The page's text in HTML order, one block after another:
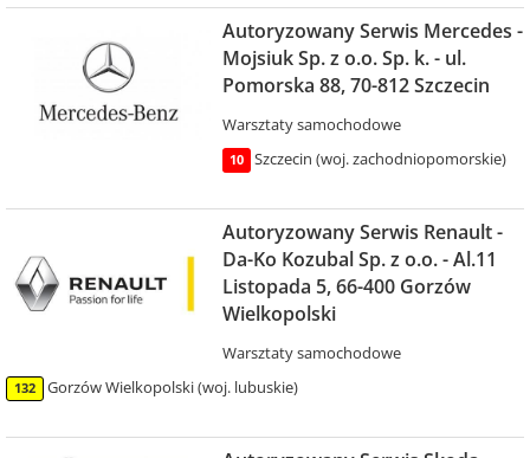
Autoryzowany Serwis Mercedes -
Mojsiuk Sp. z o.o. Sp. k. - ul.
Pomorska 88, 70-812 Szczecin
Warsztaty samochodowe
10 Szczecin (woj. zachodniopomorskie)
Autoryzowany Serwis Renault -
Da-Ko Kozubal Sp. z o.o. - Al.11
Listopada 5, 66-400 Gorzów
Wielkopolski
Warsztaty samochodowe
132 Gorzów Wielkopolski (woj. lubuskie)